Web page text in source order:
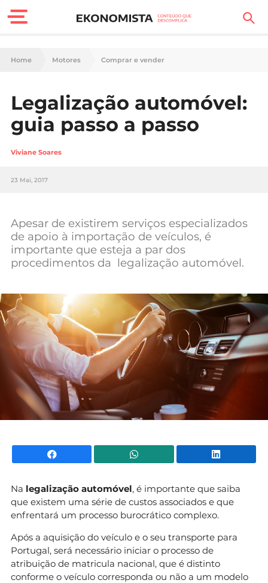
Finanças Pessoais
Carreira
Casa
Tecnologia
Negócios
Home Motores Comprar e vender
Legalização automóvel:
guia passo a passo
Viviane Soares
23 Mai, 2017
Apesar de existirem serviços especializados
de apoio à importação de veículos, é
importante que esteja a par dos
procedimentos da legalização automóvel.
Facebook WhatsApp
Na legalização automóvel, é importante que saiba
que existem uma série de custos associados e que
enfrentará um processo burocrático complexo.
Após a aquisição do veículo e o seu transporte para
Portugal, será necessário iniciar o processo de
atribuição de matricula nacional, que é distinto
conforme o veículo corresponda ou não a um modelo